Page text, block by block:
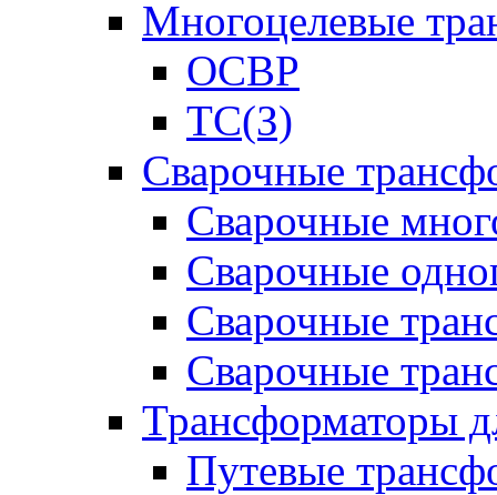
Многоцелевые
ОСВР
ТС(З)
Сварочные
Сварочные
Сварочные
Сварочные
Сварочные
Трансформаторы
Путевые